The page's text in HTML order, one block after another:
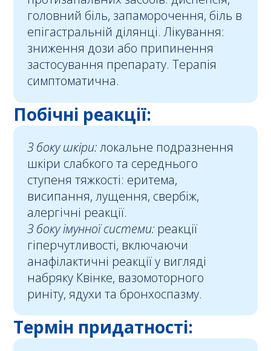
головний біль, запаморочення, біль в
епігастральній ділянці. Лікування:
зниження дози або припинення
застосування препарату. Терапія
симптоматична.
Побічні реакції:
З боку шкіри:локальне подразнення
шкіри слабкого та середнього
ступеня тяжкості: еритема,
висипання, лущення, свербіж,
алергічні реакції.
З боку імунної системи:реакції
гіперчутливості, включаючи
анафілактичні реакції у вигляді
набряку Квінке, вазомоторного
риніту, ядухи та бронхоспазму.
Термін придатності: